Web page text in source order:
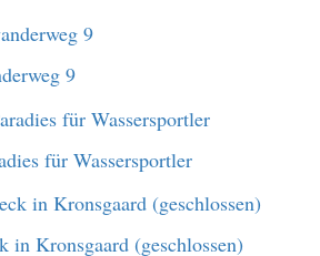
9
für Wassersportler
in Kronsgaard (geschlossen)